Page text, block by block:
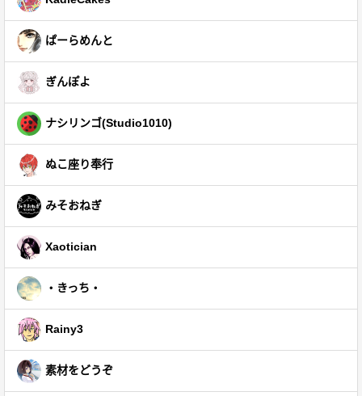
ぱーらめんと
ぎんぽよ
ナシリンゴ(Studio1010)
ぬこ座り奉行
みそおねぎ
Xaotician
・きっち・
Rainy3
素材をどうぞ